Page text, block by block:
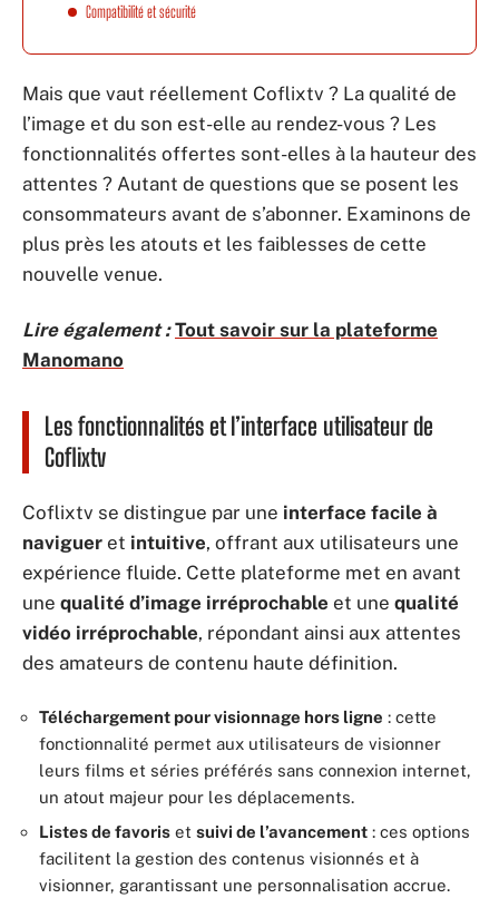
Compatibilité et sécurité
Mais que vaut réellement Coflixtv ? La qualité de
l’image et du son est-elle au rendez-vous ? Les
fonctionnalités offertes sont-elles à la hauteur des
attentes ? Autant de questions que se posent les
consommateurs avant de s’abonner. Examinons de
plus près les atouts et les faiblesses de cette
nouvelle venue.
Lire également : Tout savoir sur la plateforme
Manomano
Les fonctionnalités et l’interface utilisateur de
Coflixtv
Coflixtv se distingue par une interface facile à
naviguer et intuitive, offrant aux utilisateurs une
expérience fluide. Cette plateforme met en avant
une qualité d’image irréprochable et une qualité
vidéo irréprochable, répondant ainsi aux attentes
des amateurs de contenu haute définition.
Téléchargement pour visionnage hors ligne : cette
fonctionnalité permet aux utilisateurs de visionner
leurs films et séries préférés sans connexion internet,
un atout majeur pour les déplacements.
Listes de favoris et suivi de l’avancement : ces options
facilitent la gestion des contenus visionnés et à
visionner, garantissant une personnalisation accrue.